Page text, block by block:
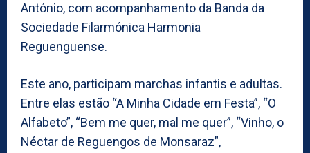
António, com acompanhamento da Banda da
Sociedade Filarmónica Harmonia
Reguenguense.
Este ano, participam marchas infantis e adultas.
Entre elas estão “A Minha Cidade em Festa”, “O
Alfabeto”, “Bem me quer, mal me quer”, “Vinho, o
Néctar de Reguengos de Monsaraz”,